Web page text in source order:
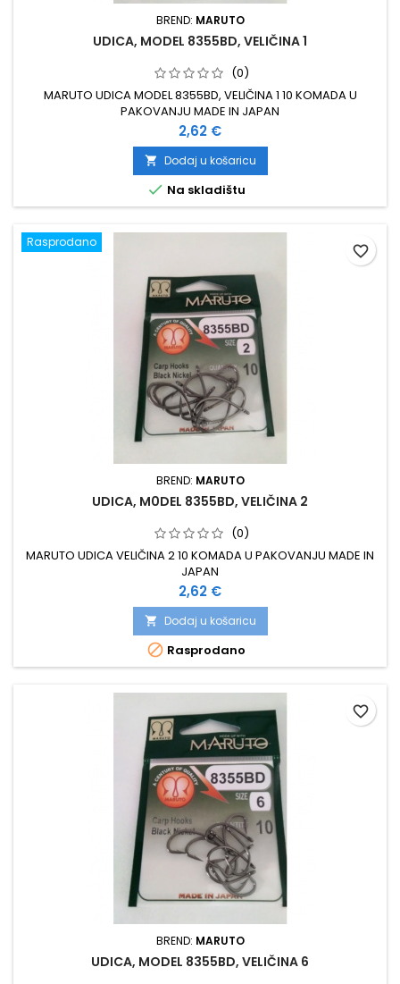
BREND: MARUTO
UDICA, MODEL 8355BD, VELIČINA 1
(0)
MARUTO UDICA MODEL 8355BD, VELIČINA 1 10 KOMADA U
PAKOVANJU MADE IN JAPAN
Cijena
2,62 €
 Dodaj u košaricu
 Na skladištu
Rasprodano
BREND: MARUTO
UDICA, M0DEL 8355BD, VELIČINA 2
(0)
MARUTO UDICA VELIČINA 2 10 KOMADA U PAKOVANJU MADE IN
JAPAN
Cijena
2,62 €
 Dodaj u košaricu
 Rasprodano
favorite_border
BREND: MARUTO
UDICA, MODEL 8355BD, VELIČINA 6
favorite_border